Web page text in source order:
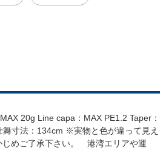
20g Line capa：MAX PE1.2 Taper：
寸法：134cm ※実物と色が違って見え
じめご了承下さい。 港湾エリアや運